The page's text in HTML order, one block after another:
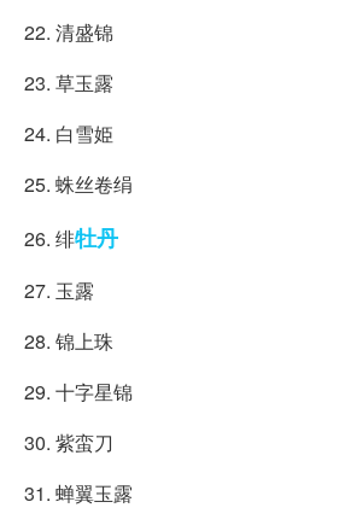
22. 清盛锦
23. 草玉露
24. 白雪姫
25. 蛛丝卷绢
26. 绯牡丹
27. 玉露
28. 锦上珠
29. 十字星锦
30. 紫蛮刀
31. 蝉翼玉露